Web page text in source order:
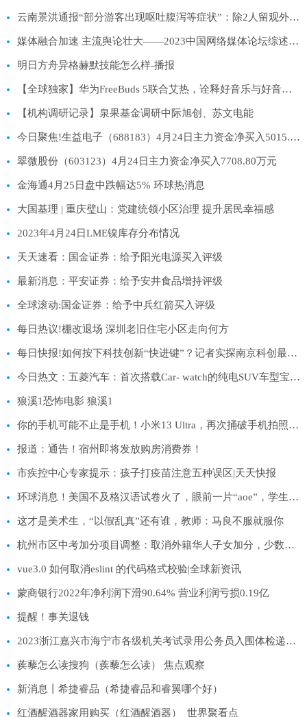
云南景洪通报“部分游客出现呕吐腹泻等症状”：除2人留观外其余全部离开医院 报道
媒体融合加速 主流舆论壮大——2023中国网络媒体论坛综述|独家
明日方舟异格赫默技能怎么样-播报
【全球独家】华为FreeBuds 5联合艾热，诠释好音乐与好音质双向奔赴
【机构调研记录】泉果基金调研中际旭创、苏文电能
今日聚焦!生益电子（688183）4月24日主力资金净买入5015.92万元
翠微股份（603123）4月24日主力资金净买入7708.80万元
金海通4月25日盘中跌幅达5% 环球热消息
大国基理 | 重庆璧山：党建统领小区治理 提升居民幸福感
2023年4月24日LME镍库存分布情况
天天速看：国金证券：给予阳光电源买入评级
最新消息：平安证券：给予安井食品增持评级
全球滚动:国金证券：给予中兵红箭买入评级
每日热议!棚改退场 深圳老旧住宅小区走向何方
每日快报!如何按下科技创新“快进键”？记者实探南京科创最前沿
今日热文：五菱汽车：首次搭载Car- watch的纯电SUV车型宝骏悦将于6月正式发布
狼溪1恐怖电影 狼溪1
你的手机可能不止是手机！小米13 Ultra，再次捅破手机拍照天花板-每日速读
报道：通告！宿州即将发放购房消费券！
市疾控中心专家提示：孩子打疫苗注意五种误区|天天快报
环球消息！美国不及格汉语试卷火了，眼前一片“aoe”，学生哭晕在厕所
这才是美术生，“以假乱真”还有谁，教师：马良不服就服你
杭州市区中考加分项目调整：取消外籍华人子女加分，少数民族加分保留至2026年
vue3.0 如何取消eslint 的代码格式校验|全球新资讯
蒙商银行2022年净利润下滑90.64% 营业利润亏损0.19亿
提醒！事关退钱
2023浙江嘉兴市海宁市各级机关考试录用公务员入围体检递补人员名单（二）
蒺藜怎么读搜狗（蒺藜怎么读） 焦点观察
新消息丨希捷睿品（希捷睿品和睿翼哪个好）
红酒醒酒器家用购买（红酒醒酒器）_世界聚看点